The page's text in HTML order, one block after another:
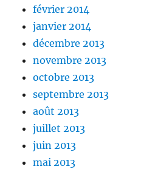
février 2014
janvier 2014
décembre 2013
novembre 2013
octobre 2013
septembre 2013
août 2013
juillet 2013
juin 2013
mai 2013